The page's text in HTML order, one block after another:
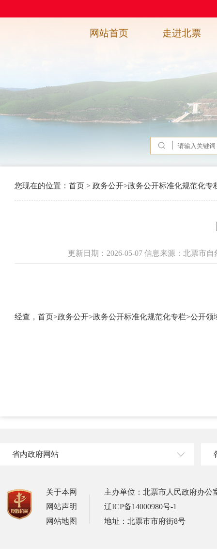
网站首页 走进北票
您现在的位置： 首页 > 政务公开>政务公开标准化规范化专
更新日期：2026-05-07 信息来源：北票市
经查，首页>政务公开>政务公开标准化规范化专栏>公开领
省内政府网站
关于本网
网站声明
网站地图
主办单位：北票市人民政府办公
辽ICP备14000980号-1
地址：北票市市府街8号